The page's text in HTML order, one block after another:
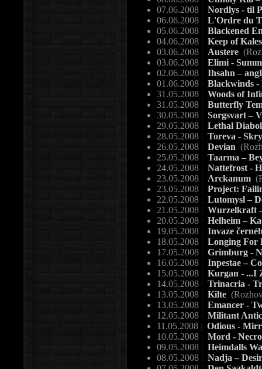
07.06.2008 | Nordlys - til
06.06.2008 | L'Ordre du
05.06.2008 | Blackened
04.06.2008 | Keep of
03.06.2008 | Austere
03.06.2008 | Elimi -
02.06.2008 | Ihsahn –
01.06.2008 | Blackwinds
31.05.2008 | Woods of
31.05.2008 | Butterfly
30.05.2008 | Sorgsvart –
29.05.2008 | Lethal
28.05.2008 | Toreva -
26.05.2008 | Devian
25.05.2008 | Taarma –
24.05.2008 | Nattefrost -
23.05.2008 | Arckanum
23.05.2008 | Project:
22.05.2008 | Lutomysl –
21.05.2008 | Wurzelkraft
20.05.2008 | Helheim –
19.05.2008 | Invaze
18.05.2008 | Longing For
17.05.2008 | Grimburg -
16.05.2008 | Inpestae –
15.05.2008 | Kurgan - ...I
14.05.2008 | Trinacria -
13.05.2008 | Kilte
13.05.2008 | Emancer -
12.05.2008 | Militant
11.05.2008 | Odious -
10.05.2008 | Mord -
09.05.2008 | Heimdalls
08.05.2008 | Nadja –